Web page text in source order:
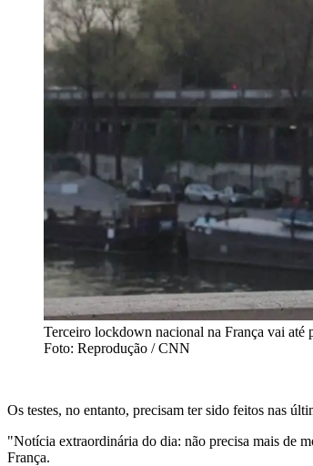
Terceiro lockdown nacional na França vai até
Foto: Reprodução / CNN
Os testes, no entanto, precisam ter sido feitos nas
"Notícia extraordinária do dia: não precisa mais de
França.